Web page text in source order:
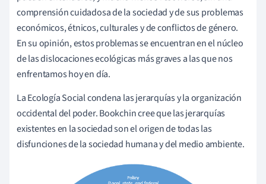
comprensión cuidadosa de la sociedad y de sus problemas
económicos, étnicos, culturales y de conflictos de género.
En su opinión, estos problemas se encuentran en el núcleo
de las dislocaciones ecológicas más graves a las que nos
enfrentamos hoy en día.
La Ecología Social condena las jerarquías y la organización
occidental del poder. Bookchin cree que las jerarquías
existentes en la sociedad son el origen de todas las
disfunciones de la sociedad humana y del medio ambiente.